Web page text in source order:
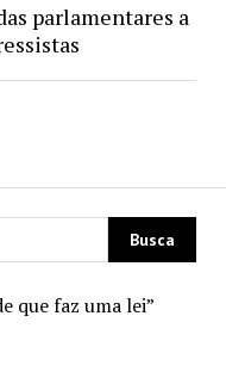
que faz uma lei”
parlamentares a